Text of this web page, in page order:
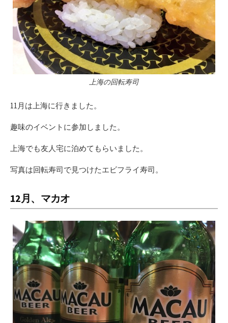
上海の回転寿司
11月は上海に行きました。
趣味のイベントに参加しました。
上海でも友人宅に泊めてもらいました。
写真は回転寿司で見つけたエビフライ寿司。
12月、マカオ